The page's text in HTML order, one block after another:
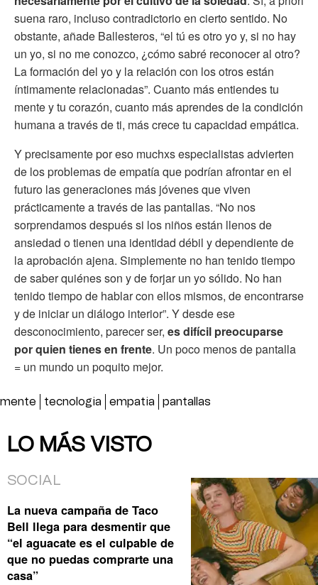
suena raro, incluso contradictorio en cierto sentido. No
obstante, añade Ballesteros, “el tú es otro yo y, si no hay
un yo, si no me conozco, ¿cómo sabré reconocer al otro?
La formación del yo y la relación con los otros están
íntimamente relacionadas”. Cuanto más entiendes tu
mente y tu corazón, cuanto más aprendes de la condición
humana a través de ti, más crece tu capacidad empática.
Y precisamente por eso muchxs especialistas advierten
de los problemas de empatía que podrían afrontar en el
futuro las generaciones más jóvenes que viven
prácticamente a través de las pantallas. “No nos
sorprendamos después si los niños están llenos de
ansiedad o tienen una identidad débil y dependiente de
la aprobación ajena. Simplemente no han tenido tiempo
de saber quiénes son y de forjar un yo sólido. No han
tenido tiempo de hablar con ellos mismos, de encontrarse
y de iniciar un diálogo interior”. Y desde ese
desconocimiento, parecer ser, es difícil preocuparse
por quien tienes en frente. Un poco menos de pantalla
= un mundo un poquito mejor.
mente tecnologia empatia pantallas
LO MÁS VISTO
SOCIAL
La nueva campaña de Taco
Bell llega para desmentir que
“el aguacate es el culpable de
que no puedas comprarte una
casa”